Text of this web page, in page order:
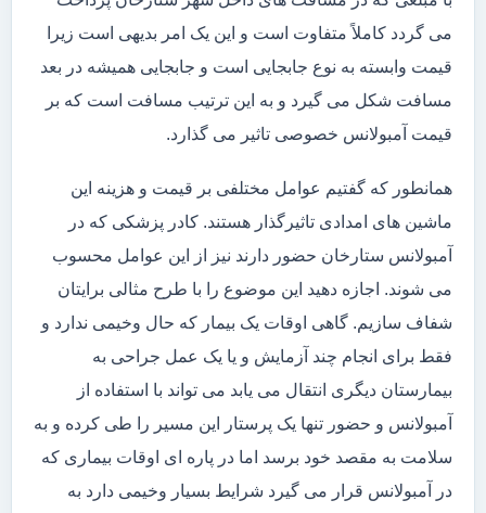
می گردد کاملاً متفاوت است و این یک امر بدیهی است زیرا
قیمت وابسته به نوع جابجایی است و جابجایی همیشه در بعد
مسافت شکل می گیرد و به این ترتیب مسافت است که بر
قیمت آمبولانس خصوصی تاثیر می گذارد.
همانطور که گفتیم عوامل مختلفی بر قیمت و هزینه این
ماشین های امدادی تاثیرگذار هستند. کادر پزشکی که در
آمبولانس ستارخان حضور دارند نیز از این عوامل محسوب
می شوند. اجازه دهید این موضوع را با طرح مثالی برایتان
شفاف سازیم. گاهی اوقات یک بیمار که حال وخیمی ندارد و
فقط برای انجام چند آزمایش و یا یک عمل جراحی به
بیمارستان دیگری انتقال می یابد می تواند با استفاده از
آمبولانس و حضور تنها یک پرستار این مسیر را طی کرده و به
سلامت به مقصد خود برسد اما در پاره ای اوقات بیماری که
در آمبولانس قرار می گیرد شرایط بسیار وخیمی دارد به